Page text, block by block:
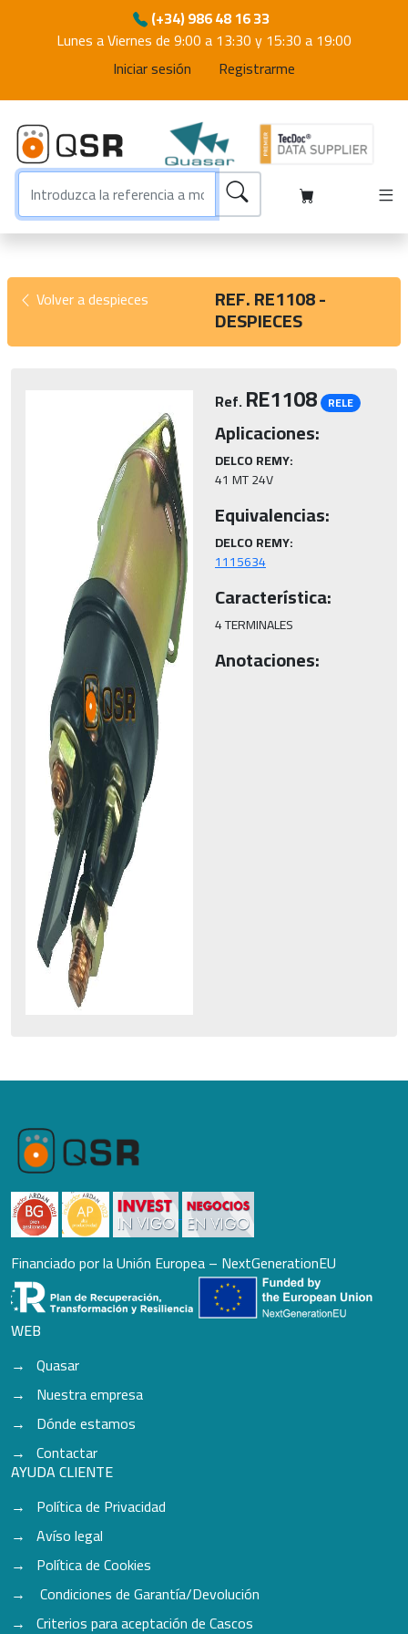
(+34) 986 48 16 33
Lunes a Viernes de 9:00 a 13:30 y 15:30 a 19:00
Iniciar sesión
Registrarme
Volver a despieces REF. RE1108 -
DESPIECES
Ref.RE1108 RELE
Aplicaciones:
DELCO REMY:
41 MT 24V
Equivalencias:
DELCO REMY:
1115634
Característica:
4 TERMINALES
Anotaciones:
Financiado por la Unión Europea – NextGenerationEU
WEB
Quasar
Nuestra empresa
Dónde estamos
Contactar
AYUDA CLIENTE
Política de Privacidad
Avíso legal
Política de Cookies
Condiciones de Garantía/Devolución
Criterios para aceptación de Cascos